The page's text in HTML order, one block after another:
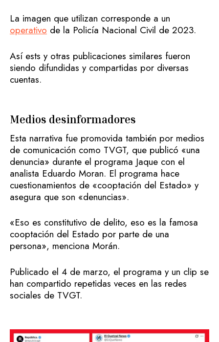
La imagen que utilizan corresponde a un
operativo de la Policía Nacional Civil de 2023.
Así ests y otras publicaciones similares fueron
siendo difundidas y compartidas por diversas
cuentas.
Medios desinformadores
Esta narrativa fue promovida también por medios
de comunicación como TVGT, que publicó «una
denuncia» durante el programa Jaque con el
analista Eduardo Moran. El programa hace
cuestionamientos de «cooptación del Estado» y
asegura que son «denuncias».
«Eso es constitutivo de delito, eso es la famosa
cooptación del Estado por parte de una
persona», menciona Morán.
Publicado el 4 de marzo, el programa y un clip se
han compartido repetidas veces en las redes
sociales de TVGT.